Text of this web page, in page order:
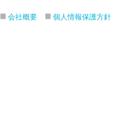
会社概要 個人情報保護方針